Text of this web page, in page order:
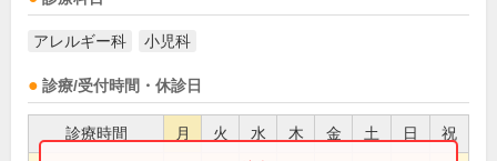
アレルギー科 小児科
診療/受付時間・休診日
診療時間 月 火 水 木 金 土 日 祝